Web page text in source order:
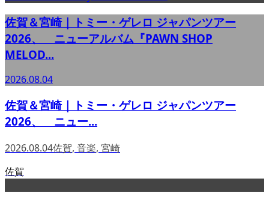
佐賀＆宮崎｜トミー・ゲレロ ジャパンツアー
2026、 ニューアルバム『PAWN SHOP
MELOD...
2026.08.04
佐賀＆宮崎｜トミー・ゲレロ ジャパンツアー
2026、 ニュー...
2026.08.04佐賀, 音楽, 宮崎
佐賀